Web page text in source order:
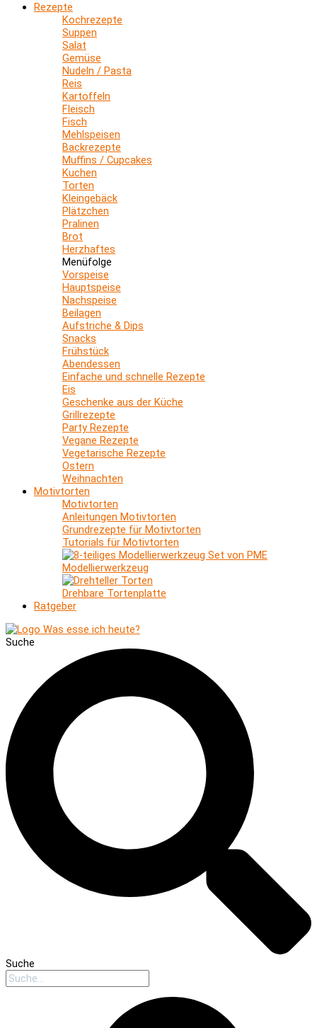
Rezepte
Kochrezepte
Suppen
Salat
Gemüse
Nudeln / Pasta
Reis
Kartoffeln
Fleisch
Fisch
Mehlspeisen
Backrezepte
Muffins / Cupcakes
Kuchen
Torten
Kleingebäck
Plätzchen
Pralinen
Brot
Herzhaftes
Menüfolge
Vorspeise
Hauptspeise
Nachspeise
Beilagen
Aufstriche & Dips
Snacks
Frühstück
Abendessen
Einfache und schnelle Rezepte
Eis
Geschenke aus der Küche
Grillrezepte
Party Rezepte
Vegane Rezepte
Vegetarische Rezepte
Ostern
Weihnachten
Motivtorten
Motivtorten
Anleitungen Motivtorten
Grundrezepte für Motivtorten
Tutorials für Motivtorten
Modellierwerkzeug
Drehbare Tortenplatte
Ratgeber
Suche
Suche